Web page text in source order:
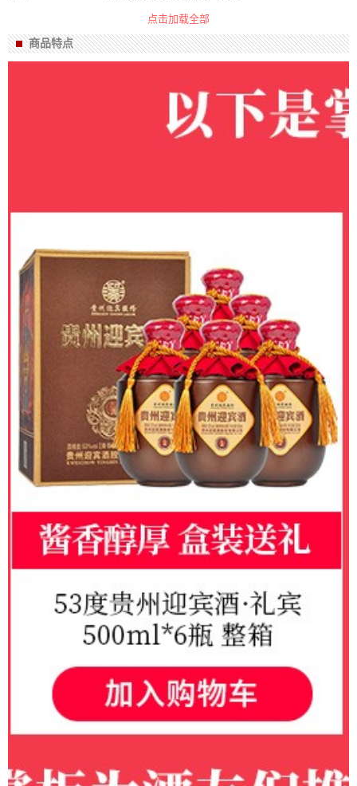
酒厂
陕西西凤酒股份有限公司
箱规
1*20
点击加载全部
商品特点